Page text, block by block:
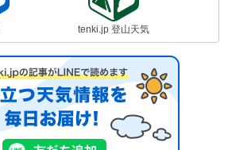
tenki.jp 登山天気